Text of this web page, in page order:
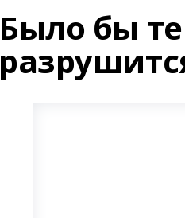
Было бы